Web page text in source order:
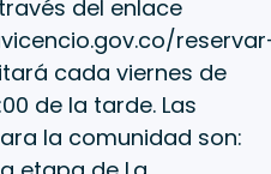
del enlace
cada viernes de
de la tarde. Las
la comunidad son: